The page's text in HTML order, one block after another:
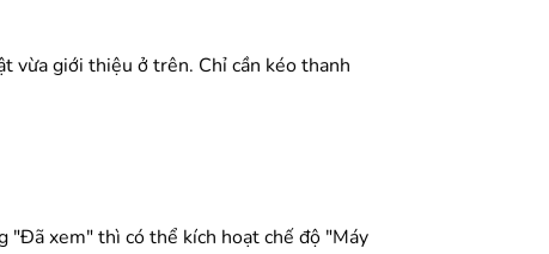
vừa giới thiệu ở trên. Chỉ cần kéo thanh
"Đã xem" thì có thể kích hoạt chế độ "Máy